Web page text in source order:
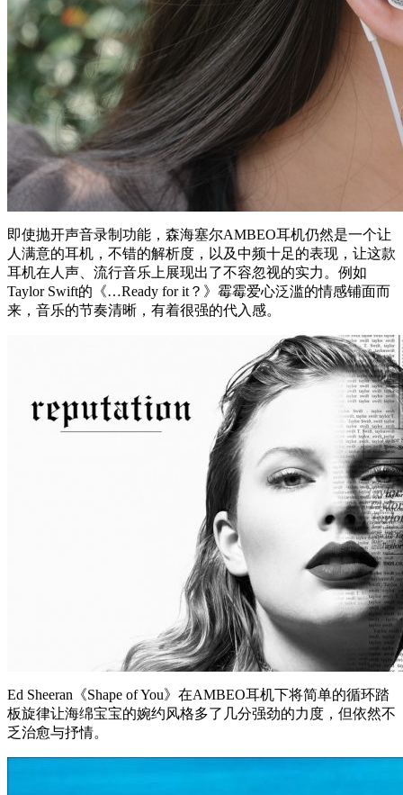
即使抛开声音录制功能，森海塞尔AMBEO耳机仍然是一个让
人满意的耳机，不错的解析度，以及中频十足的表现，让这款
耳机在人声、流行音乐上展现出了不容忽视的实力。例如
Taylor Swift的《…Ready for it？》霉霉爱心泛滥的情感铺面而
来，音乐的节奏清晰，有着很强的代入感。
Ed Sheeran《Shape of You》在AMBEO耳机下将简单的循环踏
板旋律让海绵宝宝的婉约风格多了几分强劲的力度，但依然不
乏治愈与抒情。